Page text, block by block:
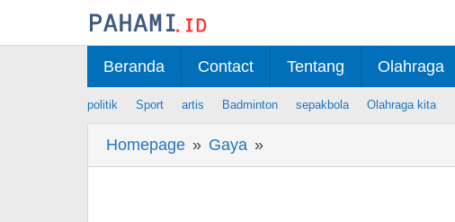
Beranda Contact Tentang Olahraga
politik Sport artis Badminton sepakbola Olahraga kita
Homepage » Gaya »
Resep